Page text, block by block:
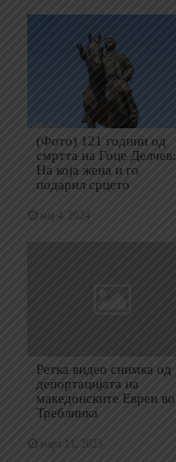
(Фото) 121 години од
смртта на Гоце Делчев:
На која жена и го
подарил срцето
мај 4, 2024
Ретка видео снимка од
депортацијата на
македонските Евреи во
Треблинка
март 11, 2023